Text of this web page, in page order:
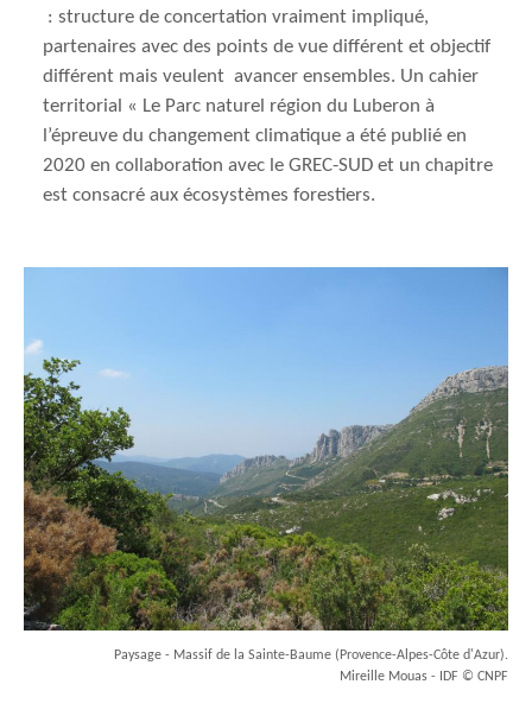
: structure de concertation vraiment impliqué,
partenaires avec des points de vue différent et objectif
différent mais veulent avancer ensembles. Un cahier
territorial « Le Parc naturel région du Luberon à
l’épreuve du changement climatique a été publié en
2020 en collaboration avec le GREC-SUD et un chapitre
est consacré aux écosystèmes forestiers.
Paysage - Massif de la Sainte-Baume (Provence-Alpes-Côte d'Azur).
Mireille Mouas - IDF © CNPF